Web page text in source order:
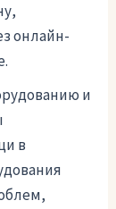
онлайн-
и
в